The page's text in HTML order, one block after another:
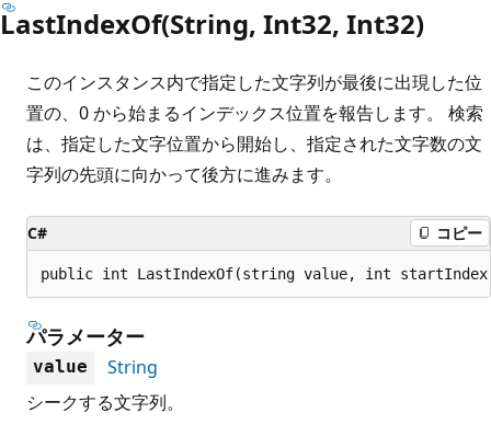
LastIndexOf(String, Int32, Int32)
このインスタンス内で指定した文字列が最後に出現した位
置の、0 から始まるインデックス位置を報告します。 検索
は、指定した文字位置から開始し、指定された文字数の文
字列の先頭に向かって後方に進みます。
C# コピー
public int LastIndexOf(string value, int
パラメーター
value
String
シークする文字列。